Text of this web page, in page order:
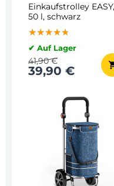
Einkaufstrolley EASY,
50 l, schwarz
★★★★★
★★★★★
★★★★★
✔ Auf Lager
39,90 €
41,90 €